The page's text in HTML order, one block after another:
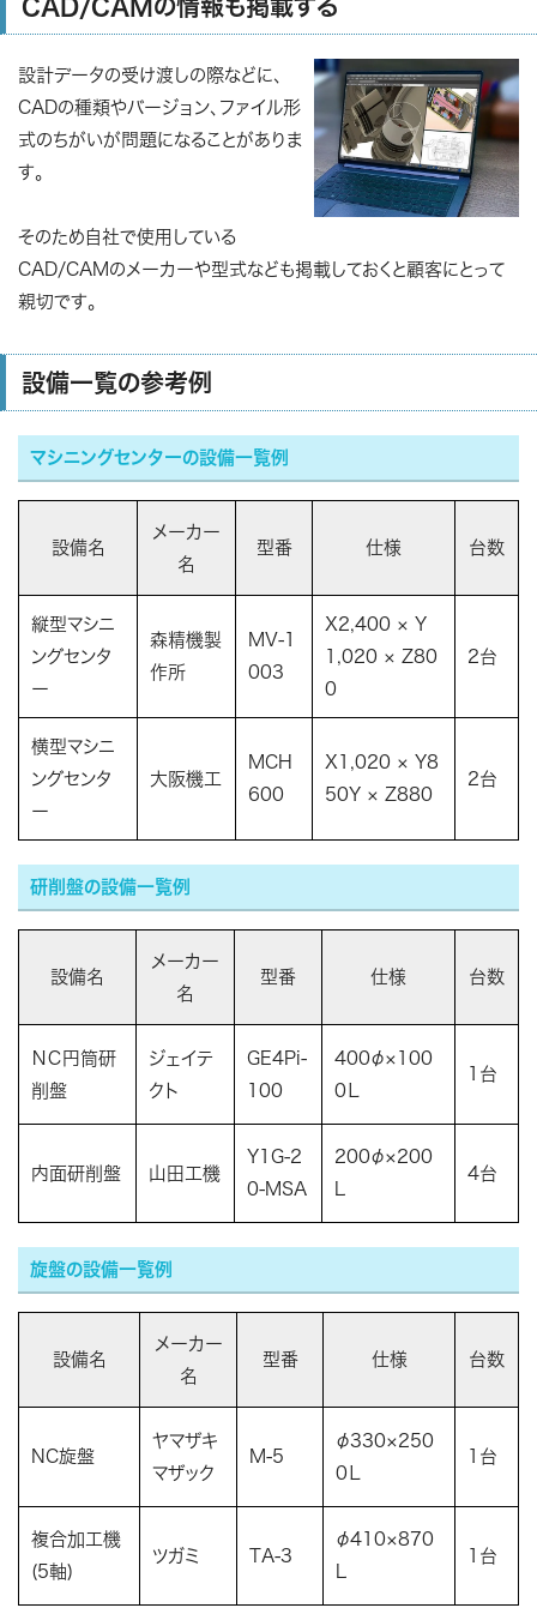
CAD/CAMの情報も掲載する
設計データの受け渡しの際などに、
CADの種類やバージョン、ファイル形
式のちがいが問題になることがありま
す。
そのため自社で使用している
CAD/CAMのメーカーや型式なども掲載しておくと顧客にとって
親切です。
設備一覧の参考例
マシニングセンターの設備一覧例
設備名
メーカー
名
型番 仕様 台数
縦型マシニ
ングセンタ
ー
森精機製
作所
MV-1
003
X2,400 × Y
1,020 × Z80
0
2台
横型マシニ
ングセンタ
ー
大阪機工
MCH
600
X1,020 × Y8
50Y × Z880
2台
研削盤の設備一覧例
設備名
メーカー
名
型番 仕様 台数
ＮＣ円筒研
削盤
ジェイテ
クト
GE4Pi-
100
400φ×100
0Ｌ
1台
内面研削盤 山田工機
Y1G-2
0-MSA
200φ×200
4台
旋盤の設備一覧例
設備名
メーカー
名
型番 仕様 台数
NC旋盤
ヤマザキ
マザック
M-5
φ330×250
0Ｌ
1台
複合加工機
(5軸)
ツガミ TA-3
φ410×870
1台